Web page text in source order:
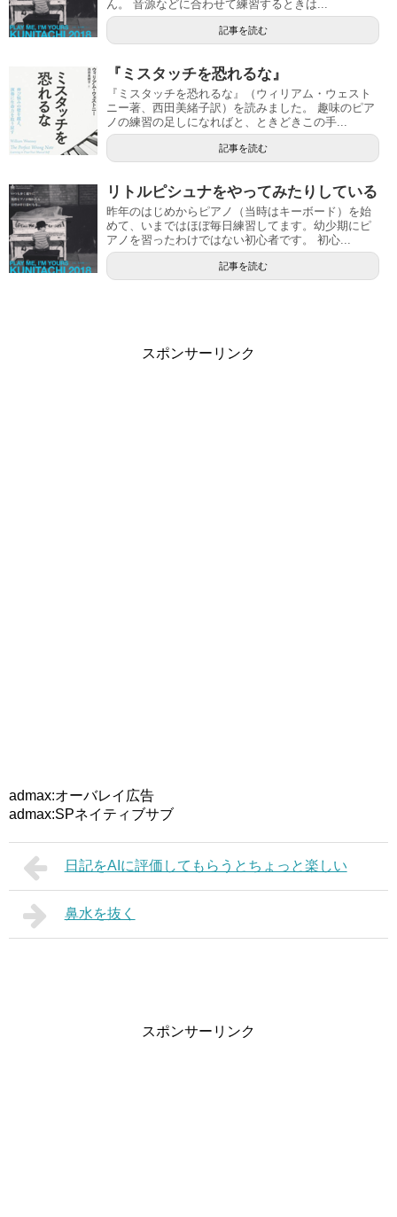
ん。 音源などに合わせて練習するときは...
記事を読む
『ミスタッチを恐れるな』
『ミスタッチを恐れるな』（ウィリアム・ウェスト
ニー著、西田美緒子訳）を読みました。 趣味のピア
ノの練習の足しになればと、ときどきこの手...
記事を読む
リトルピシュナをやってみたりしている
昨年のはじめからピアノ（当時はキーボード）を始
めて、いまではほぼ毎日練習してます。幼少期にピ
アノを習ったわけではない初心者です。 初心...
記事を読む
スポンサーリンク
admax:オーバレイ広告
admax:SPネイティブサブ
日記をAIに評価してもらうとちょっと楽しい
鼻水を抜く
スポンサーリンク